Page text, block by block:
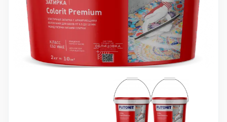
О компании
Все бренды
Контакты
Москва